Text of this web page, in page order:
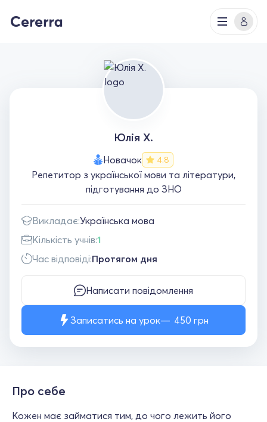
Юлія Х.
Новачок 4.8
Репетитор з української мови та літератури,
підготування до ЗНО
Викладає:Українська мова
Кількість учнів:1
Час відповіді:Протягом дня
Написати повідомлення
Записатись на урок 450 грн
Про себе
Кожен має займатися тим, до чого лежить його